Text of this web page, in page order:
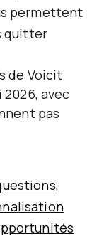
permettent
quitter
de Voicit
avec
pas